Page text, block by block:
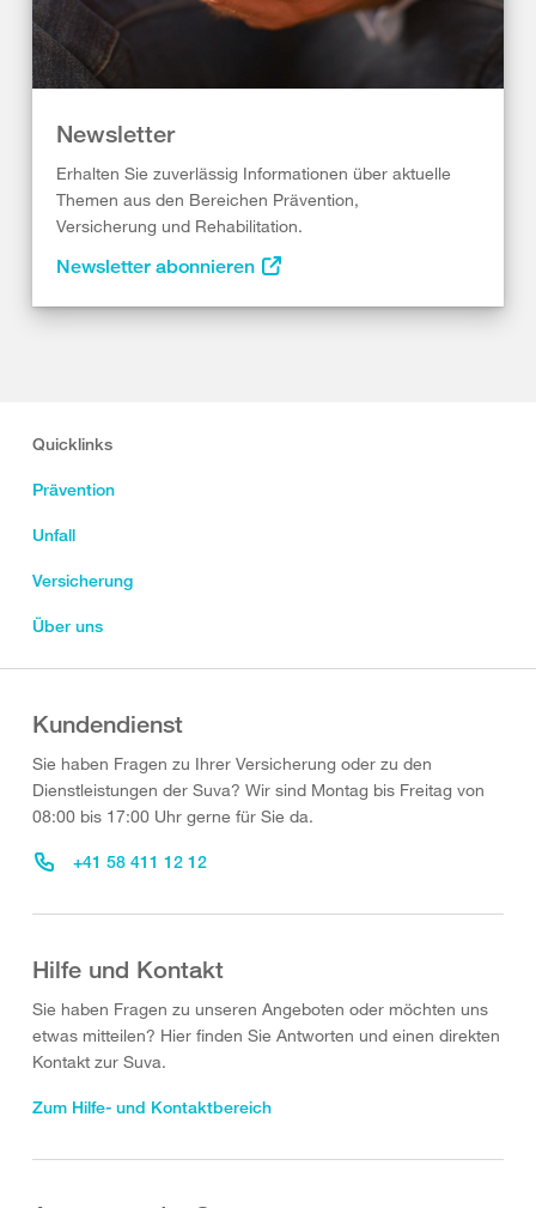
Newsletter
Erhalten Sie zuverlässig Informationen über aktuelle
Themen aus den Bereichen Prävention,
Versicherung und Rehabilitation.
Newsletter abonnieren
Quicklinks
Prävention
Unfall
Versicherung
Über uns
Kundendienst
Sie haben Fragen zu Ihrer Versicherung oder zu den
Dienstleistungen der Suva? Wir sind Montag bis Freitag von
08:00 bis 17:00 Uhr gerne für Sie da.
+41 58 411 12 12
Hilfe und Kontakt
Sie haben Fragen zu unseren Angeboten oder möchten uns
etwas mitteilen? Hier finden Sie Antworten und einen direkten
Kontakt zur Suva.
Zum Hilfe- und Kontaktbereich